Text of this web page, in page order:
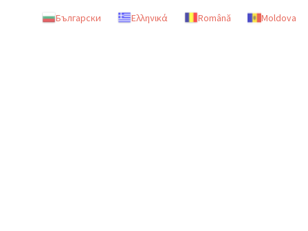
Български Ελληνικά Română Moldova